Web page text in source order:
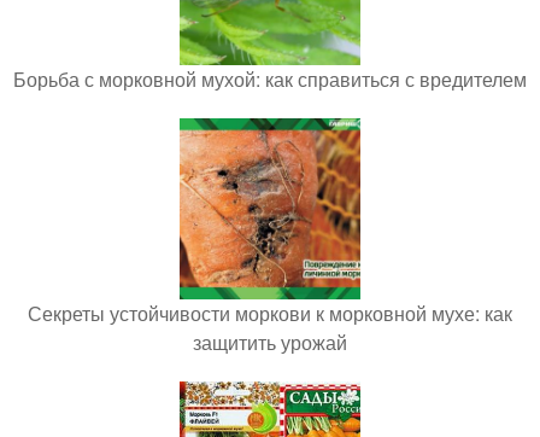
Борьба с морковной мухой: как справиться с вредителем
Секреты устойчивости моркови к морковной мухе: как
защитить урожай